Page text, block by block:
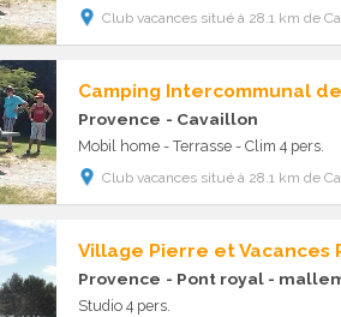
Club vacances situé à 28.1 km de
Camping Intercommunal
Provence - Cavaillon
Mobil home - Terrasse - Clim 4 pers.
Club vacances situé à 28.1 km de
Village Pierre et Vacances
Provence - Pont royal -
Studio 4 pers.